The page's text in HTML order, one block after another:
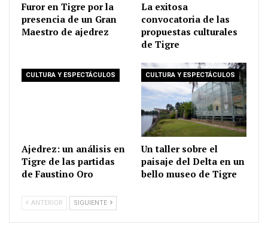
Furor en Tigre por la
presencia de un Gran
Maestro de ajedrez
La exitosa
convocatoria de las
propuestas culturales
de Tigre
CULTURA Y ESPECTÁCULOS
Ajedrez: un análisis en
Tigre de las partidas
de Faustino Oro
CULTURA Y ESPECTÁCULOS
Un taller sobre el
paisaje del Delta en un
bello museo de Tigre
ANTERIOR SIGUIENTE